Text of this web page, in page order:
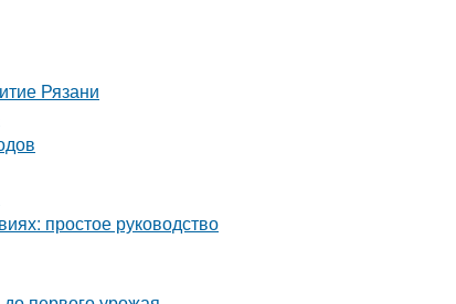
Рязани
простое руководство